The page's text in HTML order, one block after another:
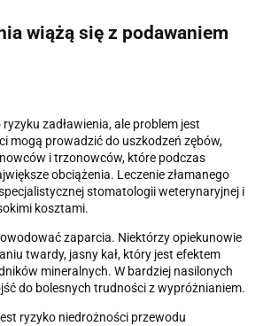
wiążą się z podawaniem
zadławienia, ale problem jest
mogą prowadzić do uszkodzeń zębów,
i trzonowców, które podczas
obciążenia. Leczenie złamanego
stomatologii weterynaryjnej i
kosztami.
zaparcia. Niektórzy opiekunowie
twardy, jasny kał, który jest efektem
mineralnych. W bardziej nasilonych
do bolesnych trudności z wypróżnianiem.
ryzyko niedrożności przewodu